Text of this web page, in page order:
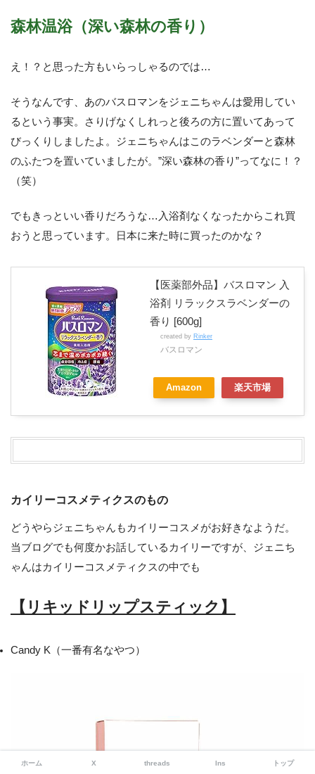
森林温浴（深い森林の香り）
え！？と思った方もいらっしゃるのでは…
そうなんです、あのバスロマンをジェニちゃんは愛用してい
るという事実。さりげなくしれっと後ろの方に置いてあって
びっくりしましたよ。ジェニちゃんはこのラベンダーと森林
のふたつを置いていましたが。”深い森林の香り”ってなに！？
（笑）
でもきっといい香りだろうな…入浴剤なくなったからこれ買
おうと思っています。日本に来た時に買ったのかな？
【医薬部外品】バスロマン 入
浴剤 リラックスラベンダーの
香り [600g]
created by Rinker
バスロマン
Amazon 楽天市場
カイリーコスメティクスのもの
どうやらジェニちゃんもカイリーコスメがお好きなようだ。
当ブログでも何度かお話しているカイリーですが、ジェニち
ゃんはカイリーコスメティクスの中でも
【リキッドリップスティック】
Candy K（一番有名なやつ）
ホーム X threads Ins トップ